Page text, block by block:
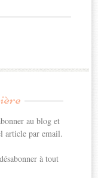
au blog et
article par email.
à tout